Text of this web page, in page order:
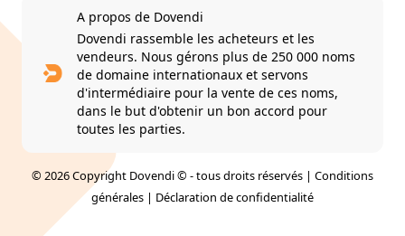
A propos de Dovendi
Dovendi rassemble les acheteurs et les
vendeurs. Nous gérons plus de 250 000 noms
de domaine internationaux et servons
d'intermédiaire pour la vente de ces noms,
dans le but d'obtenir un bon accord pour
toutes les parties.
© 2026 Copyright Dovendi © - tous droits réservés | Conditions
générales | Déclaration de confidentialité